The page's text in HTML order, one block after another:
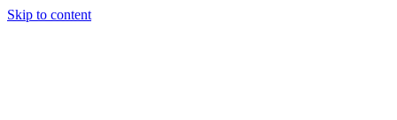
Skip to content